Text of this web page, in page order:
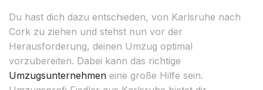
Du hast dich dazu entschieden, von Karlsruhe nach
Cork zu ziehen und stehst nun vor der
Herausforderung, deinen Umzug optimal
vorzubereiten. Dabei kann das richtige
Umzugsunternehmen eine große Hilfe sein.